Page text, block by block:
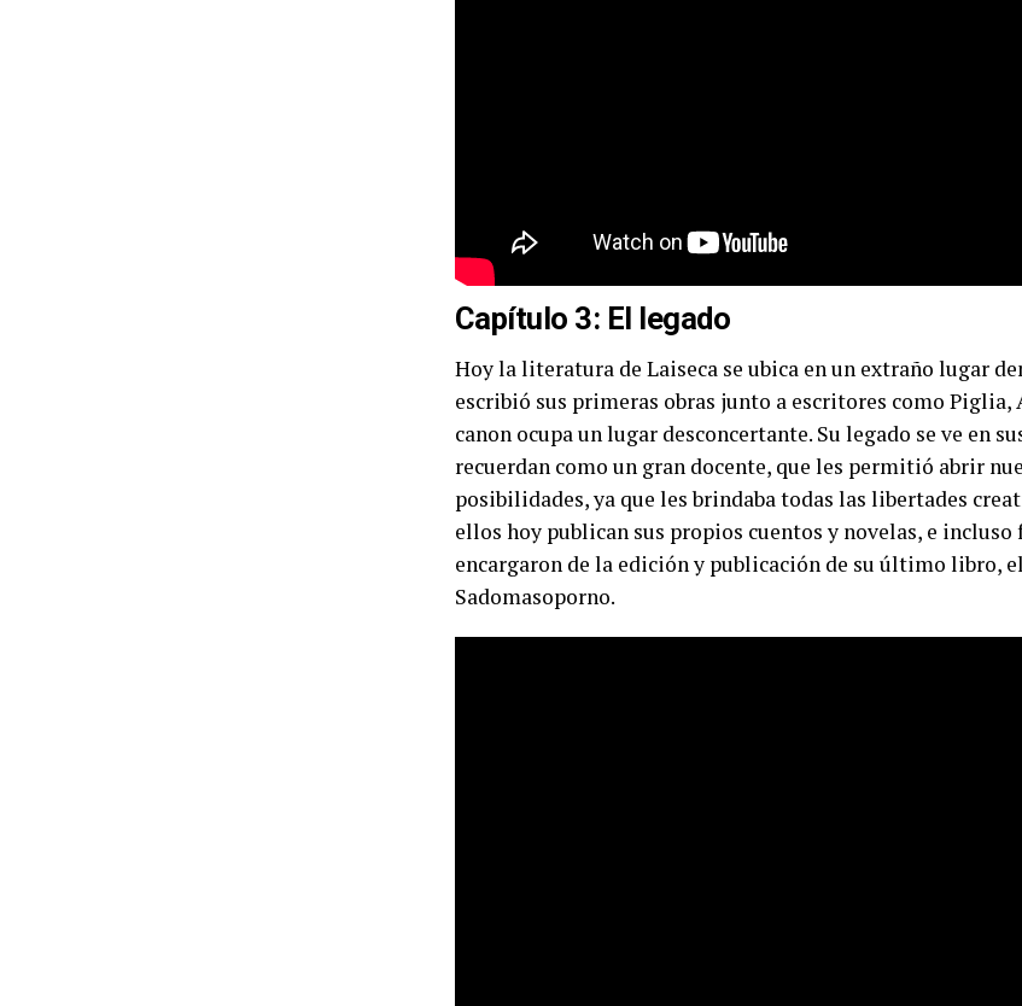
Capítulo 3: El legado
Hoy la literatura de Laiseca se ubica en un extraño lugar
escribió sus primeras obras junto a escritores como
canon ocupa un lugar desconcertante. Su legado se ve en
recuerdan como un gran docente, que les permitió abrir
posibilidades, ya que les brindaba todas las libertades
ellos hoy publican sus propios cuentos y novelas, e incluso
encargaron de la edición y publicación de su último libro,
Sadomasoporno.